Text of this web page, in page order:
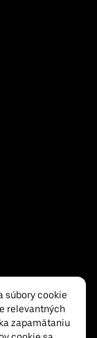
súbory cookie
relevantných
zapamätaniu